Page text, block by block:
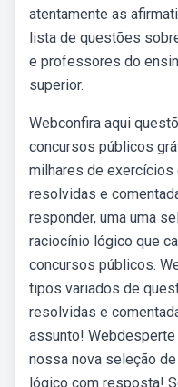
atentamente as
lista de questões
e professores do
superior.
Webconfira aqui
concursos públicos
milhares de
resolvidas e
responder, uma uma
raciocínio lógico que
concursos públicos.
tipos variados de
resolvidas e
assunto!
nossa nova seleção
lógico com resposta!